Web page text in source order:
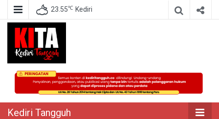
23.55℃ Kediri
Kediri Tangguh
Berita Akurat Terpercaya
Kediri Tangguh